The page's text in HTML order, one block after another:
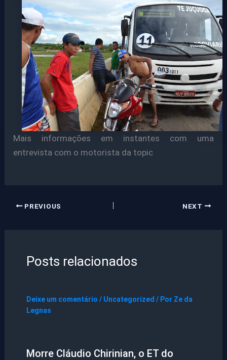
Mais informações em instantes com uma
entrevista com o motorista da topic
PREVIOUS NEXT
Posts relacionados
Deixe um comentário / Uncategorized / Por Ze da
Legnas
Morre Cláudio Chirinian, o ET do